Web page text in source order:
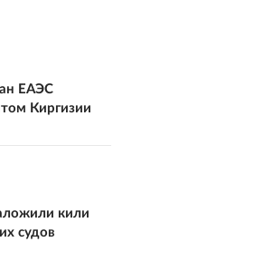
ЕАЭС
Киргизии
кили
судов